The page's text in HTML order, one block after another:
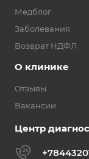
Медблог
Заболевания
Возврат НДФЛ
О клинике
Отзывы
Вакансии
Центр